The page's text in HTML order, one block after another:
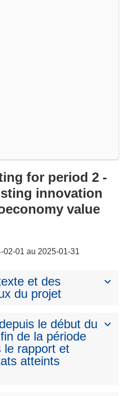
for period 2 -
innovation
value
02-01 au 2025-01-31
et des
du projet
le début du
de la période
le rapport et
atteints